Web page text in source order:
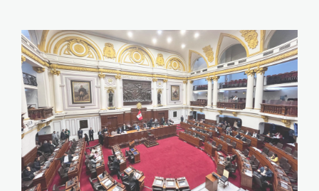
pleno-del-congreso—
jaime-tranca—
actualidad-ambiental